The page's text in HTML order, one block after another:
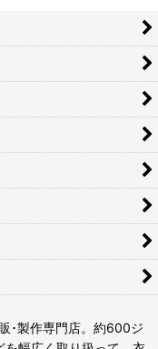
･製作専門店。約600ジ